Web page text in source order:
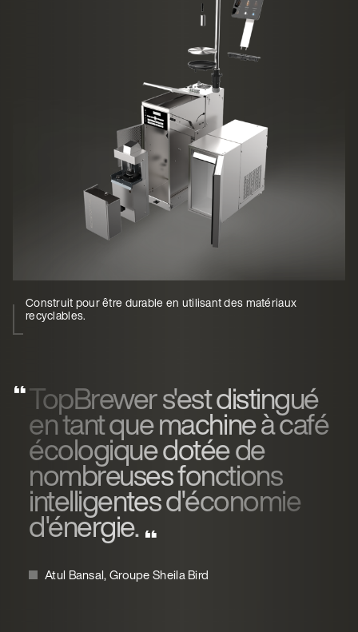
Construit pour être durable en utilisant des matériaux
recyclables.
TopBrewer s'est distingué
en tant que machine à café
écologique dotée de
nombreuses fonctions
intelligentes d'économie
d'énergie.
Atul Bansal, Groupe Sheila Bird